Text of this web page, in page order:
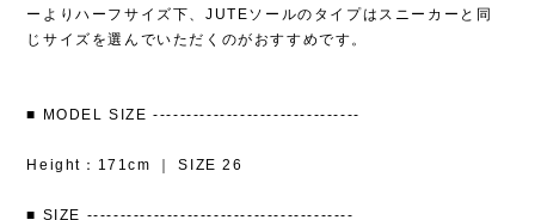
ーよりハーフサイズ下、JUTEソールのタイプはスニーカーと同
じサイズを選んでいただくのがおすすめです。
■ MODEL SIZE -------------------------------
Height：171cm ｜ SIZE 26
■ SIZE ----------------------------------------